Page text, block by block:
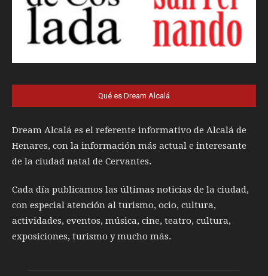
Qué es Dream Alcalá
Dream Alcalá es el referente informativo de Alcalá de
Henares, con la información más actual e interesante
de la ciudad natal de Cervantes.
Cada día publicamos las últimas noticias de la ciudad,
con especial atención al turismo, ocio, cultura,
actividades, eventos, música, cine, teatro, cultura,
exposiciones, turismo y mucho más.